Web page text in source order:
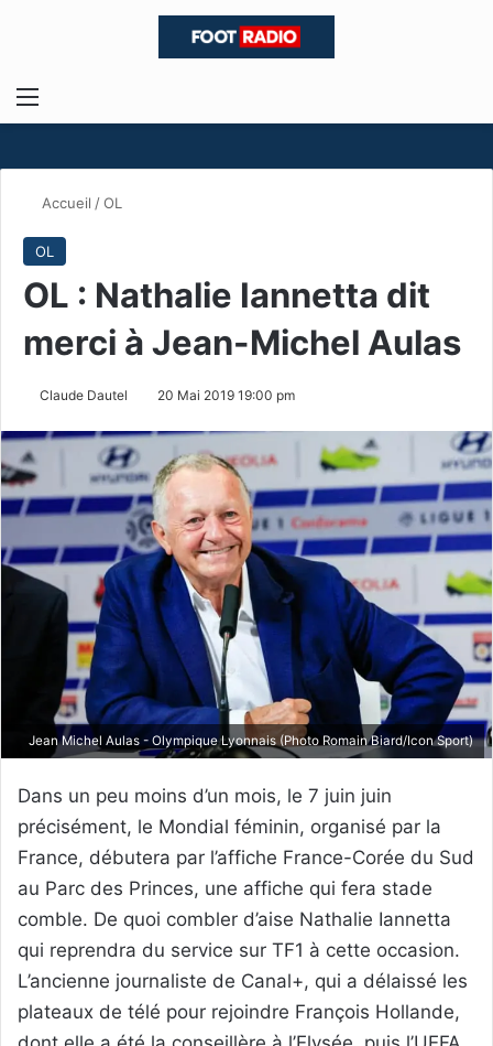
Menu
Accueil /OL
OL
OL : Nathalie Iannetta dit
merci à Jean-Michel Aulas
Claude Dautel 20 Mai 2019 19:00 pm
Jean Michel Aulas - Olympique Lyonnais (Photo Romain Biard/Icon Sport)
Dans un peu moins d’un mois, le 7 juin juin
précisément, le Mondial féminin, organisé par la
France, débutera par l’affiche France-Corée du Sud
au Parc des Princes, une affiche qui fera stade
comble. De quoi combler d’aise Nathalie Iannetta
qui reprendra du service sur TF1 à cette occasion.
L’ancienne journaliste de Canal+, qui a délaissé les
plateaux de télé pour rejoindre François Hollande,